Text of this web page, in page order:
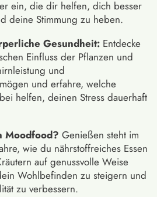
ein, die dir helfen, dich besser
deine Stimmung zu heben.
Gesundheit: Entdecke
Einfluss der Pflanzen und
und
und erfahre, welche
helfen, deinen Stress dauerhaft
Moodfood? Genießen steht im
wie du nährstoffreiches Essen
auf genussvolle Weise
Wohlbefinden zu steigern und
zu verbessern.